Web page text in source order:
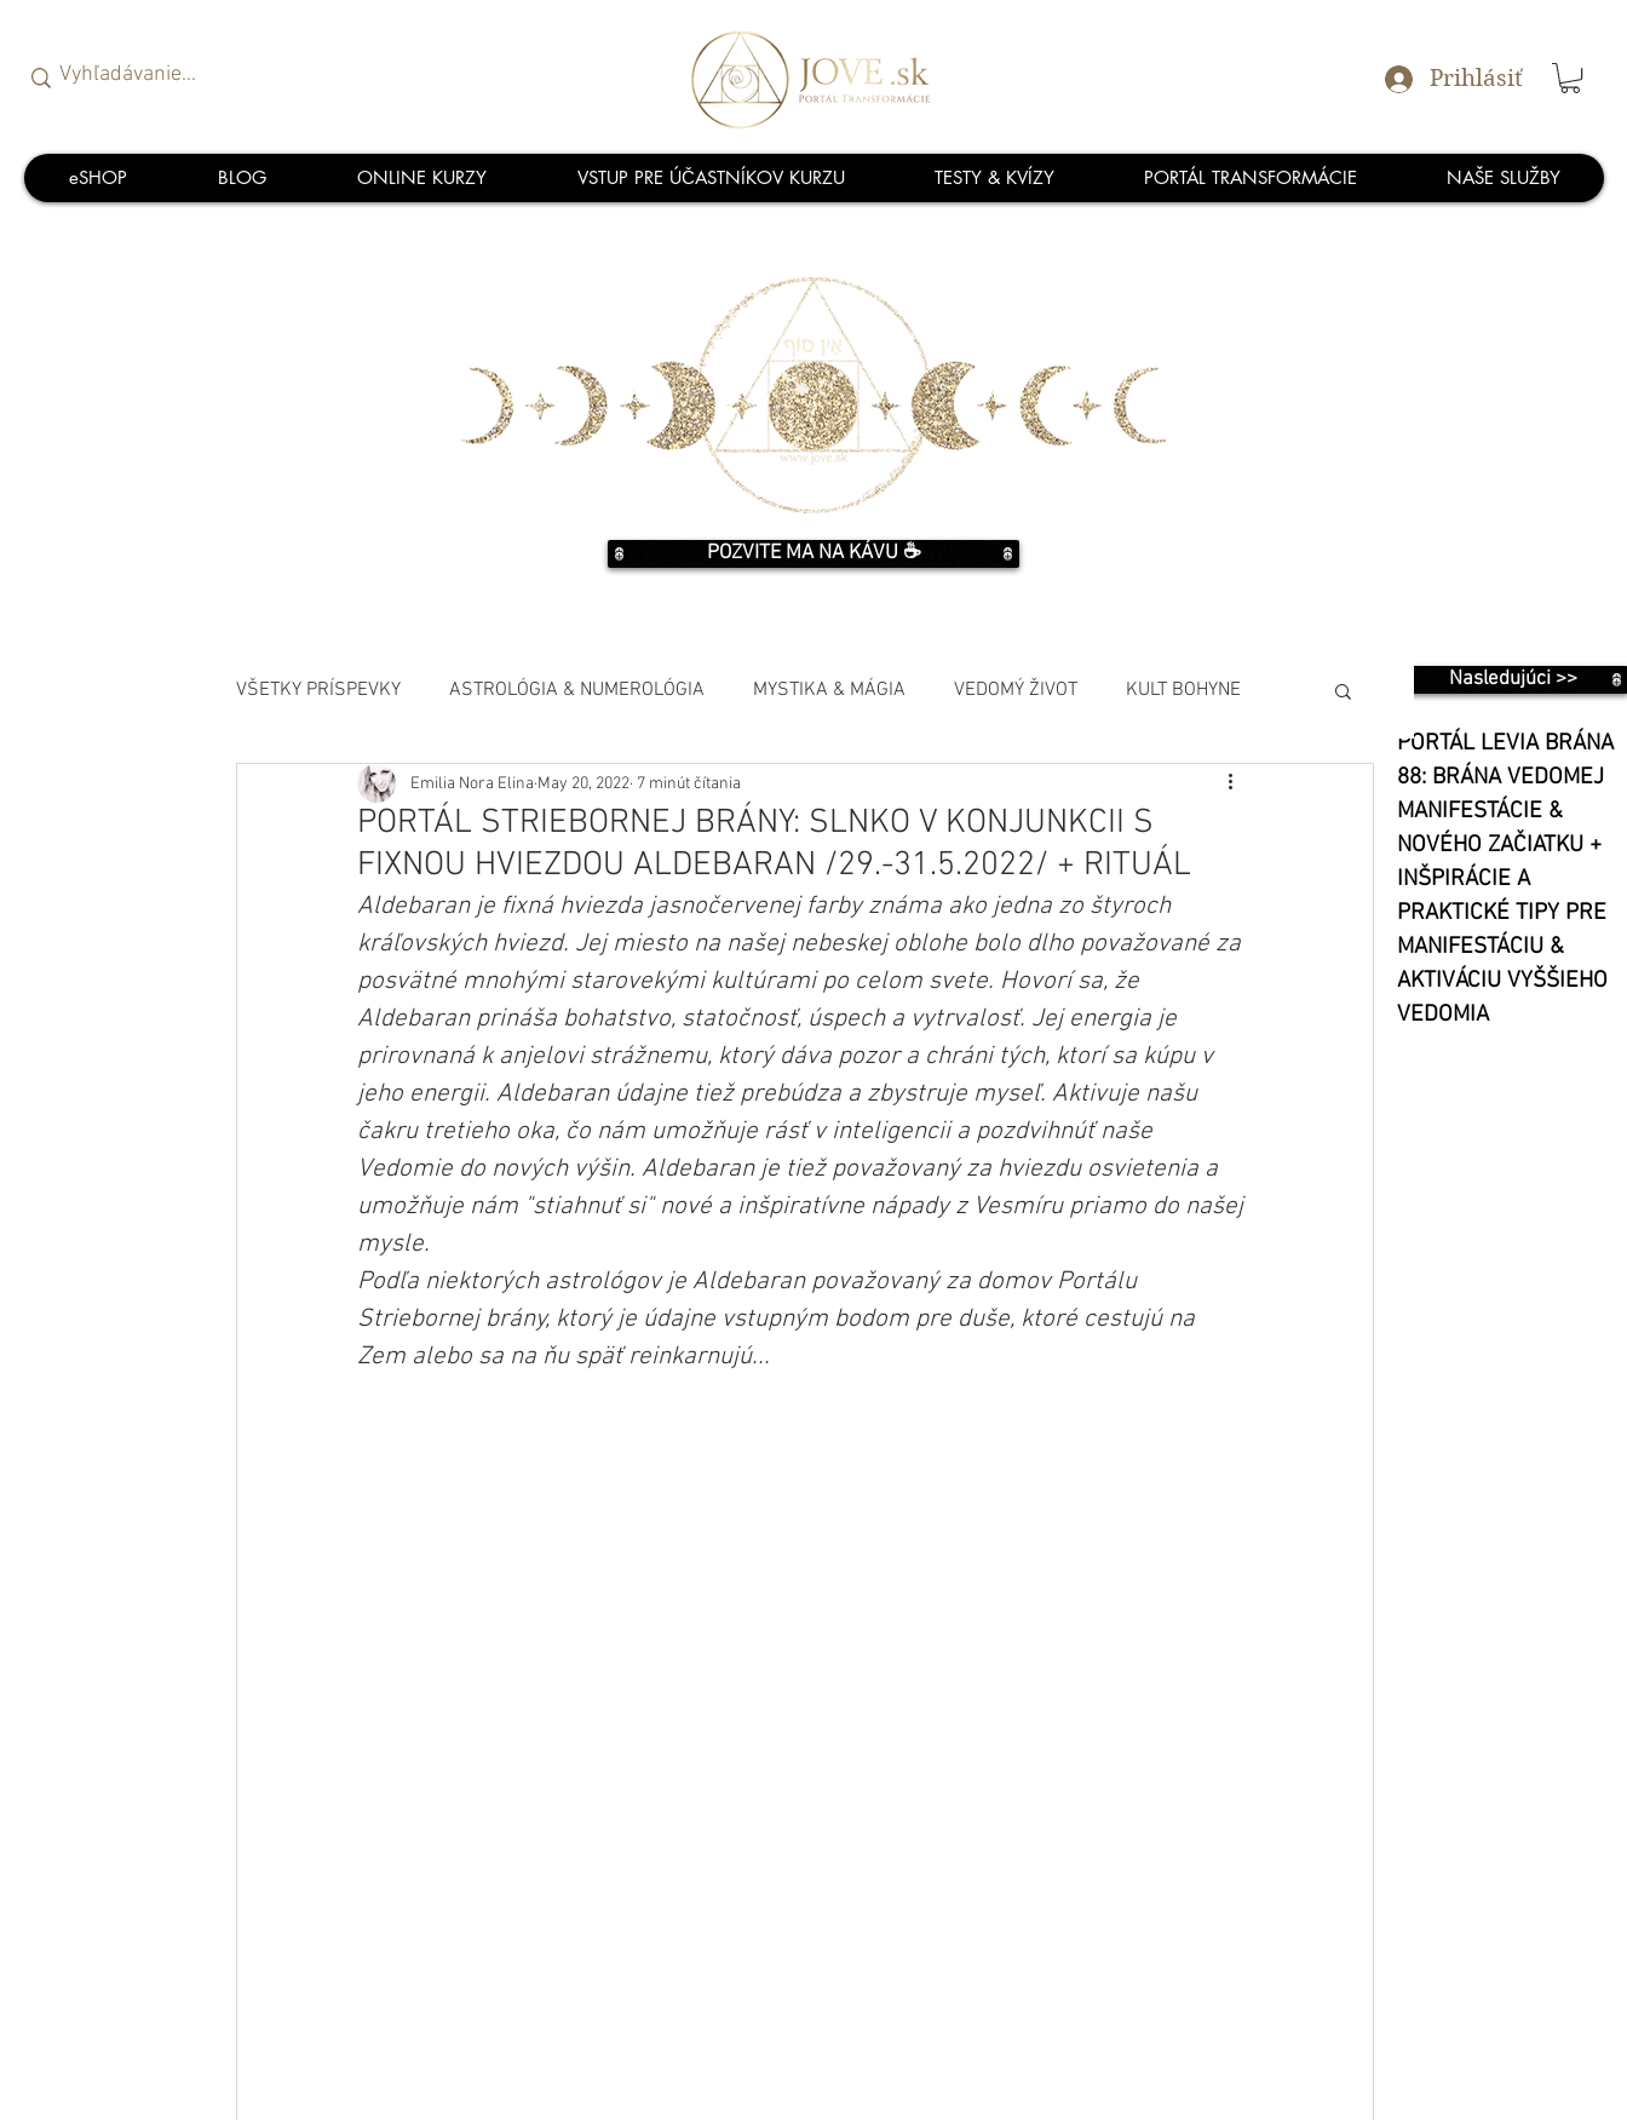
Prihlásiť
eSHOP BLOG ONLINE KURZY VSTUP PRE ÚČASTNÍKOV KURZU TESTY & KVÍZY PORTÁL TRANSFORMÁCIE NAŠE SLUŽBY
POZVITE MA NA KÁVU ☕️
Nasledujúci >>
PORTÁL LEVIA BRÁNA
88: BRÁNA VEDOMEJ
MANIFESTÁCIE &
NOVÉHO ZAČIATKU +
INŠPIRÁCIE A
PRAKTICKÉ TIPY PRE
MANIFESTÁCIU &
AKTIVÁCIU VYŠŠIEHO
VEDOMIA
VŠETKY PRÍSPEVKY ASTROLÓGIA & NUMEROLÓGIA MYSTIKA & MÁGIA VEDOMÝ ŽIVOT KULT BOHYNE
MANIFESTÁCIA
PORTÁL STRIEBORNEJ BRÁNY: SLNKO V KONJUNKCII S
FIXNOU HVIEZDOU ALDEBARAN /29.-31.5.2022/ + RITUÁL
Emilia Nora Elina May 20, 2022 7 minút čítania
Aldebaran je fixná hviezda jasnočervenej farby známa ako jedna zo štyroch
kráľovských hviezd. Jej miesto na našej nebeskej oblohe bolo dlho považované za
posvätné mnohými starovekými kultúrami po celom svete. Hovorí sa, že
Aldebaran prináša bohatstvo, statočnosť, úspech a vytrvalosť. Jej energia je
prirovnaná k anjelovi strážnemu, ktorý dáva pozor a chráni tých, ktorí sa kúpu v
jeho energii. Aldebaran údajne tiež prebúdza a zbystruje myseľ. Aktivuje našu
čakru tretieho oka, čo nám umožňuje rásť v inteligencii a pozdvihnúť naše
Vedomie do nových výšin. Aldebaran je tiež považovaný za hviezdu osvietenia a
umožňuje nám "stiahnuť si" nové a inšpiratívne nápady z Vesmíru priamo do našej
mysle.
Podľa niektorých astrológov je Aldebaran považovaný za domov Portálu
Striebornej brány, ktorý je údajne vstupným bodom pre duše, ktoré cestujú na
Zem alebo sa na ňu späť reinkarnujú...